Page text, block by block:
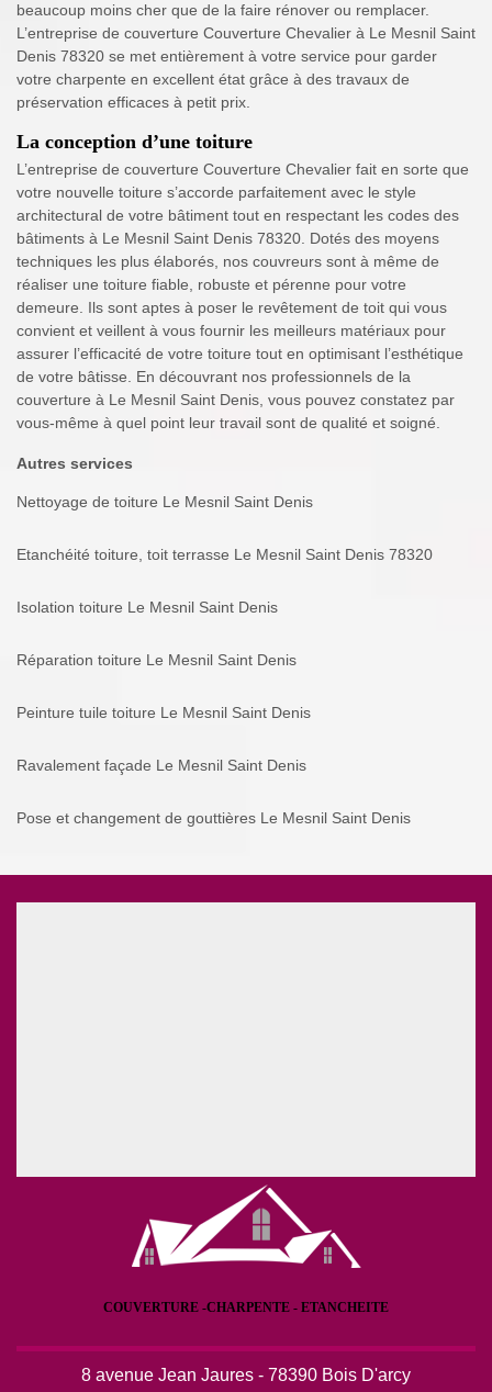
beaucoup moins cher que de la faire rénover ou remplacer.
L’entreprise de couverture Couverture Chevalier à Le Mesnil Saint
Denis 78320 se met entièrement à votre service pour garder
votre charpente en excellent état grâce à des travaux de
préservation efficaces à petit prix.
La conception d’une toiture
L’entreprise de couverture Couverture Chevalier fait en sorte que
votre nouvelle toiture s’accorde parfaitement avec le style
architectural de votre bâtiment tout en respectant les codes des
bâtiments à Le Mesnil Saint Denis 78320. Dotés des moyens
techniques les plus élaborés, nos couvreurs sont à même de
réaliser une toiture fiable, robuste et pérenne pour votre
demeure. Ils sont aptes à poser le revêtement de toit qui vous
convient et veillent à vous fournir les meilleurs matériaux pour
assurer l’efficacité de votre toiture tout en optimisant l’esthétique
de votre bâtisse. En découvrant nos professionnels de la
couverture à Le Mesnil Saint Denis, vous pouvez constatez par
vous-même à quel point leur travail sont de qualité et soigné.
Autres services
Nettoyage de toiture Le Mesnil Saint Denis
Etanchéité toiture, toit terrasse Le Mesnil Saint Denis 78320
Isolation toiture Le Mesnil Saint Denis
Réparation toiture Le Mesnil Saint Denis
Peinture tuile toiture Le Mesnil Saint Denis
Ravalement façade Le Mesnil Saint Denis
Pose et changement de gouttières Le Mesnil Saint Denis
COUVERTURE -CHARPENTE - ETANCHEITE
8 avenue Jean Jaures - 78390 Bois D'arcy